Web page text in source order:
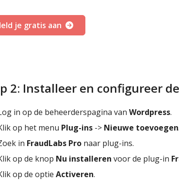
je gratis aan
2: Installeer en configureer
in op de beheerderspagina van Wordpress.
op het menu Plug-ins -> Nieuwe toevoegen.
in FraudLabs Pro naar plug-ins.
op de knop Nu installeren voor de plug-in
op de optie Activeren.